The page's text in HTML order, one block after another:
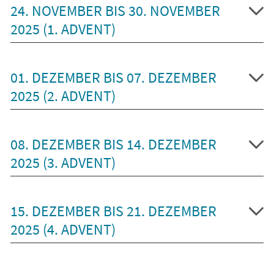
24. NOVEMBER BIS 30. NOVEMBER
2025 (1. ADVENT)
01. DEZEMBER BIS 07. DEZEMBER
2025 (2. ADVENT)
08. DEZEMBER BIS 14. DEZEMBER
2025 (3. ADVENT)
15. DEZEMBER BIS 21. DEZEMBER
2025 (4. ADVENT)